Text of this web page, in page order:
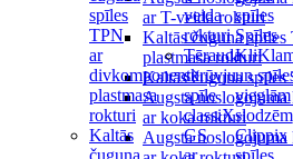
spīles
TPN
ar
divkomponentu
plastmasa
rokturi
Kaltās
čuguna
veida
rokturi
Tērauda
skrūvju
spīle
classiX
GS
ar
spīles
Spīles
un
vieglām
slodzēm
Clippix
spīles
ar T-veida rokturi
Kaltās čuguna
plastmasa rokturi
Kaltās čuguna
Augsta
ar koka rokturi
Augsta